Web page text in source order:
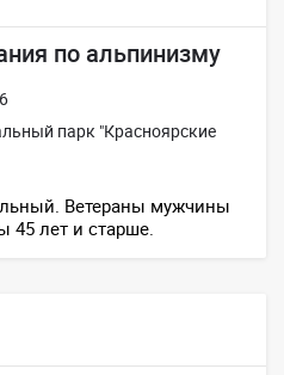
по альпинизму
парк "Красноярские
Ветераны мужчины
45 лет и старше.